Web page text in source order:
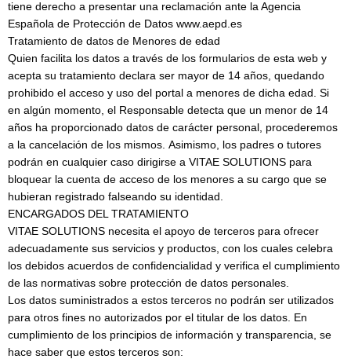
tiene derecho a presentar una reclamación ante la Agencia
Española de Protección de Datos www.aepd.es
Tratamiento de datos de Menores de edad
Quien facilita los datos a través de los formularios de esta web y
acepta su tratamiento declara ser mayor de 14 años, quedando
prohibido el acceso y uso del portal a menores de dicha edad. Si
en algún momento, el Responsable detecta que un menor de 14
años ha proporcionado datos de carácter personal, procederemos
a la cancelación de los mismos. Asimismo, los padres o tutores
podrán en cualquier caso dirigirse a VITAE SOLUTIONS para
bloquear la cuenta de acceso de los menores a su cargo que se
hubieran registrado falseando su identidad.
ENCARGADOS DEL TRATAMIENTO
VITAE SOLUTIONS necesita el apoyo de terceros para ofrecer
adecuadamente sus servicios y productos, con los cuales celebra
los debidos acuerdos de confidencialidad y verifica el cumplimiento
de las normativas sobre protección de datos personales.
Los datos suministrados a estos terceros no podrán ser utilizados
para otros fines no autorizados por el titular de los datos. En
cumplimiento de los principios de información y transparencia, se
hace saber que estos terceros son: